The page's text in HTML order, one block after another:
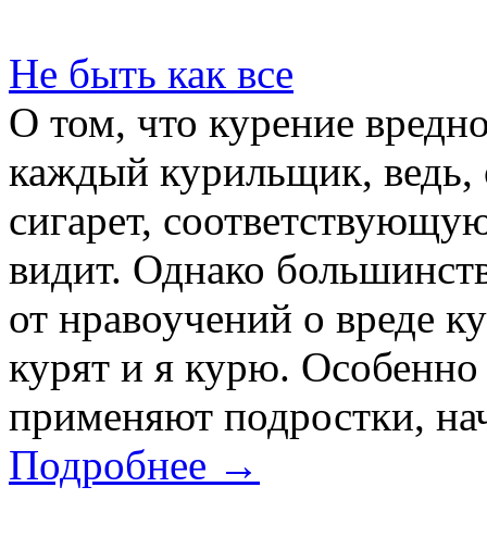
Не быть как все
О том, что курение
каждый курильщик, ведь,
сигарет,
видит. Однако
от нравоучений о вреде
курят и я курю.
применяют подростки,
Подробнее →